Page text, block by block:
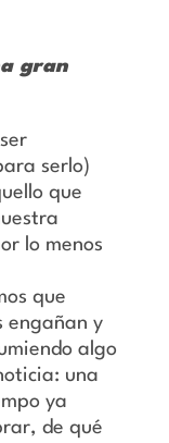
gran
serlo)
que
lo menos
que
engañan y
algo
una
ya
de qué